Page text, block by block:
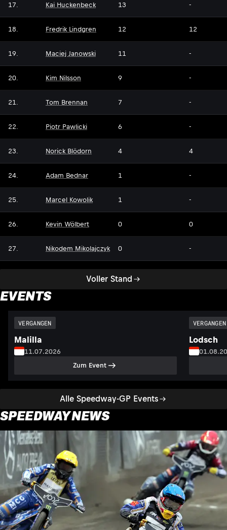
Voller Stand
17. Kai Huckenbeck 13 -
18. Fredrik Lindgren 12 12
19. Maciej Janowski 11 -
20. Kim Nilsson 9 -
21. Tom Brennan 7 -
22. Piotr Pawlicki 6 -
23. Norick Blödorn 4 4
24. Adam Bednar 1 -
25. Marcel Kowolik 1 -
26. Kevin Wölbert 0 0
27. Nikodem Mikolajczyk 0 -
EVENTS
Alle Speedway-GP Events
VERGANGEN
Malilla
11.07.2026
Zum Event
VERGANGEN
Lodsch
SPEEDWAY NEWS